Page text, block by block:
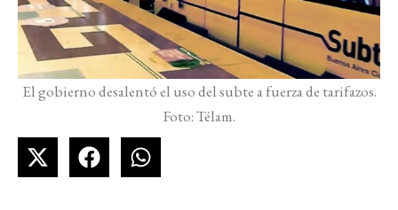
El gobierno desalentó el uso del subte a fuerza de tarifazos.
Foto: Télam.